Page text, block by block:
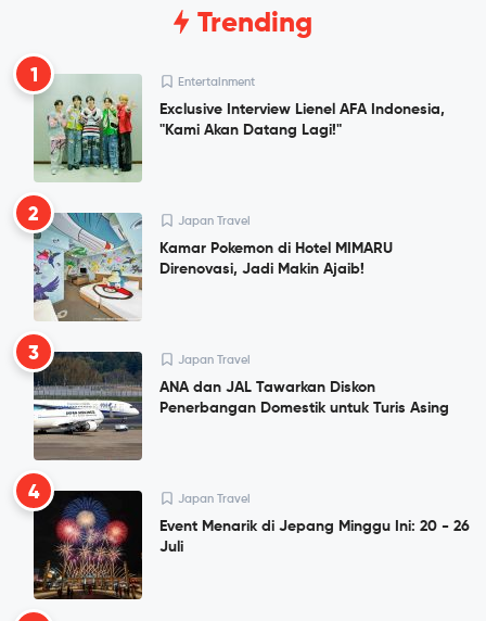
Trending
1 Entertainment
Exclusive Interview Lienel AFA Indonesia,
"Kami Akan Datang Lagi!"
2 Japan Travel
Kamar Pokemon di Hotel MIMARU
Direnovasi, Jadi Makin Ajaib!
3 Japan Travel
ANA dan JAL Tawarkan Diskon
Penerbangan Domestik untuk Turis Asing
4 Japan Travel
Event Menarik di Jepang Minggu Ini: 20 - 26
Juli